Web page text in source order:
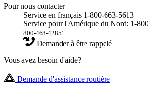
Pour nous contacter
Service en français 1-800-663-5613
Service pour l'Amérique du Nord: 1-
800-468-4285)
Demander à être rappelé
Vous avez besoin d'aide?
Demande d'assistance routière